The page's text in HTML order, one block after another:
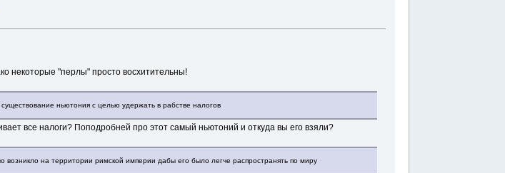
некоторые "перлы" просто восхитительны!
ньютония с целью удержать в рабстве налогов
все налоги? Поподробней про этот самый ньютоний и откуда вы его взяли?
возникло на территории римской империи дабы его было легче распространять по миру